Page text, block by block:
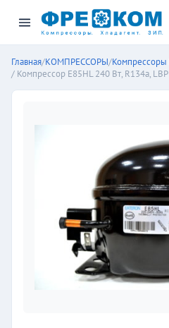
Главная/КОМПРЕССОРЫ/Компрессоры
/ Компрессор E85HL 240 Вт, R134a,